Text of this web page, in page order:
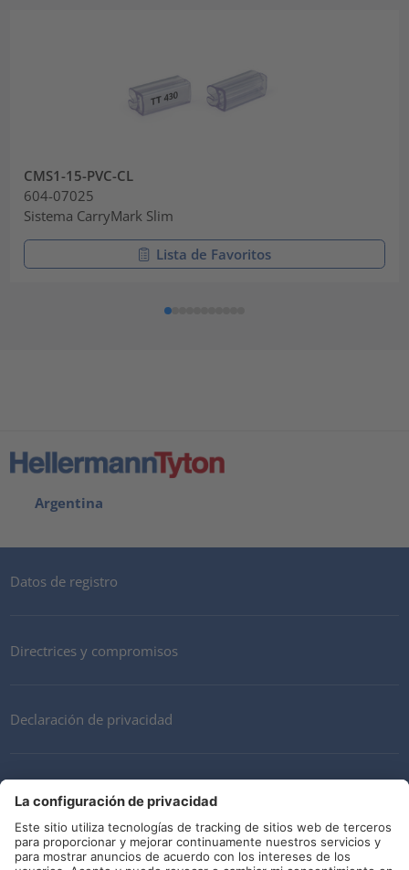
CMS1-15-PVC-CL
604-07025
Sistema CarryMark Slim
Lista de Favoritos
Argentina
Datos de registro
Directrices y compromisos
Declaración de privacidad
Términos y Condiciones